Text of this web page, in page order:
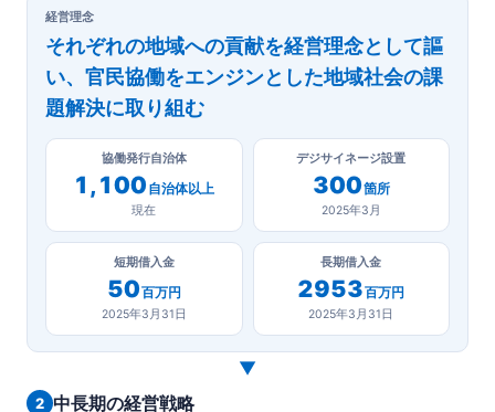
経営理念
それぞれの地域への貢献を経営理念として謳
い、官民協働をエンジンとした地域社会の課
題解決に取り組む
協働発行自治体
1,100自治体以上
現在
デジサイネージ設置
300箇所
2025年3月
短期借入金
50百万円
2025年3月31日
長期借入金
2953百万円
2025年3月31日
▼
2 中長期の経営戦略